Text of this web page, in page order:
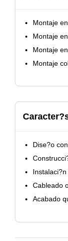
Montaje
Montaje
Montaje
Montaje
Dise?o
Cableado
Acabado